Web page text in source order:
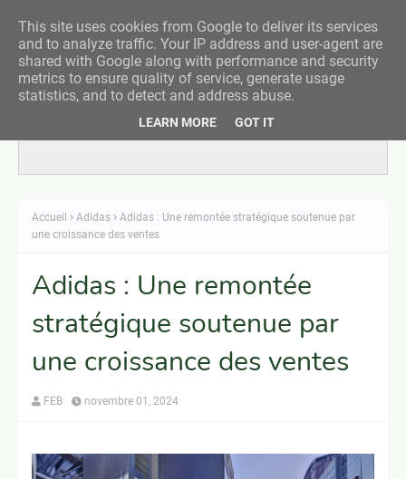
Accueil Adidas
Adidas : Une remontée stratégique soutenue par
une croissance des ventes
Adidas : Une remontée
stratégique soutenue par
une croissance des ventes
FEB novembre 01, 2024
This site uses cookies from Google to deliver its services
and to analyze traffic. Your IP address and user-agent are
shared with Google along with performance and security
metrics to ensure quality of service, generate usage
statistics, and to detect and address abuse.
LEARN MORE GOT IT